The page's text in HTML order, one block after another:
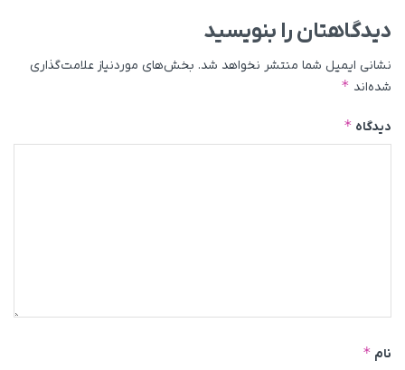
دیدگاهتان را بنویسید
نشانی ایمیل شما منتشر نخواهد شد. بخش‌های موردنیاز علامت‌گذاری
شده‌اند *
دیدگاه *
نام *